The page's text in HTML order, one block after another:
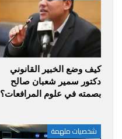
كيف وضع الخبير القانوني
دكتور سمير شعبان صالح
بصمته في علوم المرافعات؟
شخصيات ملهمة